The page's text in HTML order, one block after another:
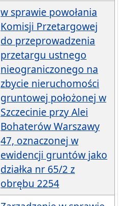
w sprawie powołania
Komisji Przetargowej
do przeprowadzenia
przetargu ustnego
nieograniczonego na
zbycie nieruchomości
gruntowej położonej w
Szczecinie przy Alei
Bohaterów Warszawy
47, oznaczonej w
ewidencji gruntów jako
działka nr 65/2 z
obrębu 2254